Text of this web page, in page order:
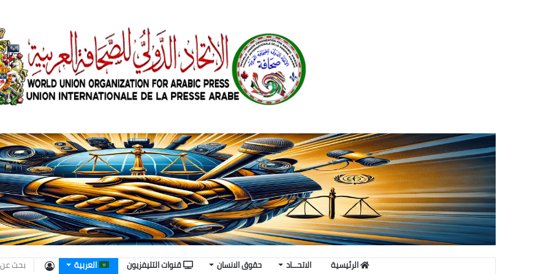
الرئيسية الاتحـــاد حقوق الانسان قنوات التليفزيون العربية
تسجيل